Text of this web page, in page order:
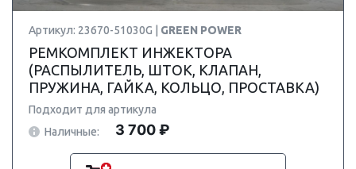
Артикул: 23670-51030G | GREEN POWER
РЕМКОМПЛЕКТ ИНЖЕКТОРА
(РАСПЫЛИТЕЛЬ, ШТОК, КЛАПАН,
ПРУЖИНА, ГАЙКА, КОЛЬЦО, ПРОСТАВКА)
Подходит для артикула
Наличные:
3 700 ₽